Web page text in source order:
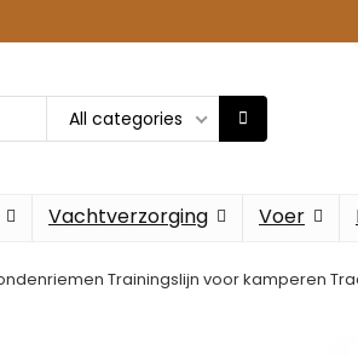
All categories
Vachtverzorging Voer
Trainingslijn voor kamperen